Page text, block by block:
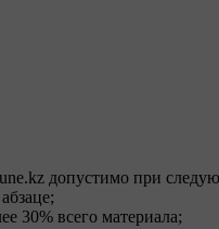
допустимо при
30% всего материала;